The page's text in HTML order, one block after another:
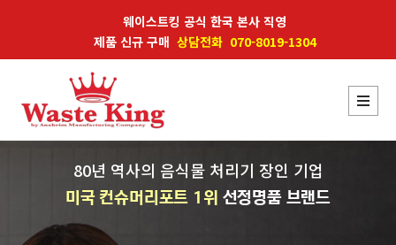
웨이스트킹 공식 한국 본사 직영
제품 신규 구매 상담전화 070-8019-1304
80년 역사의 음식물 처리기 장인 기업
미국 컨슈머리포트 1위 선정명품 브랜드